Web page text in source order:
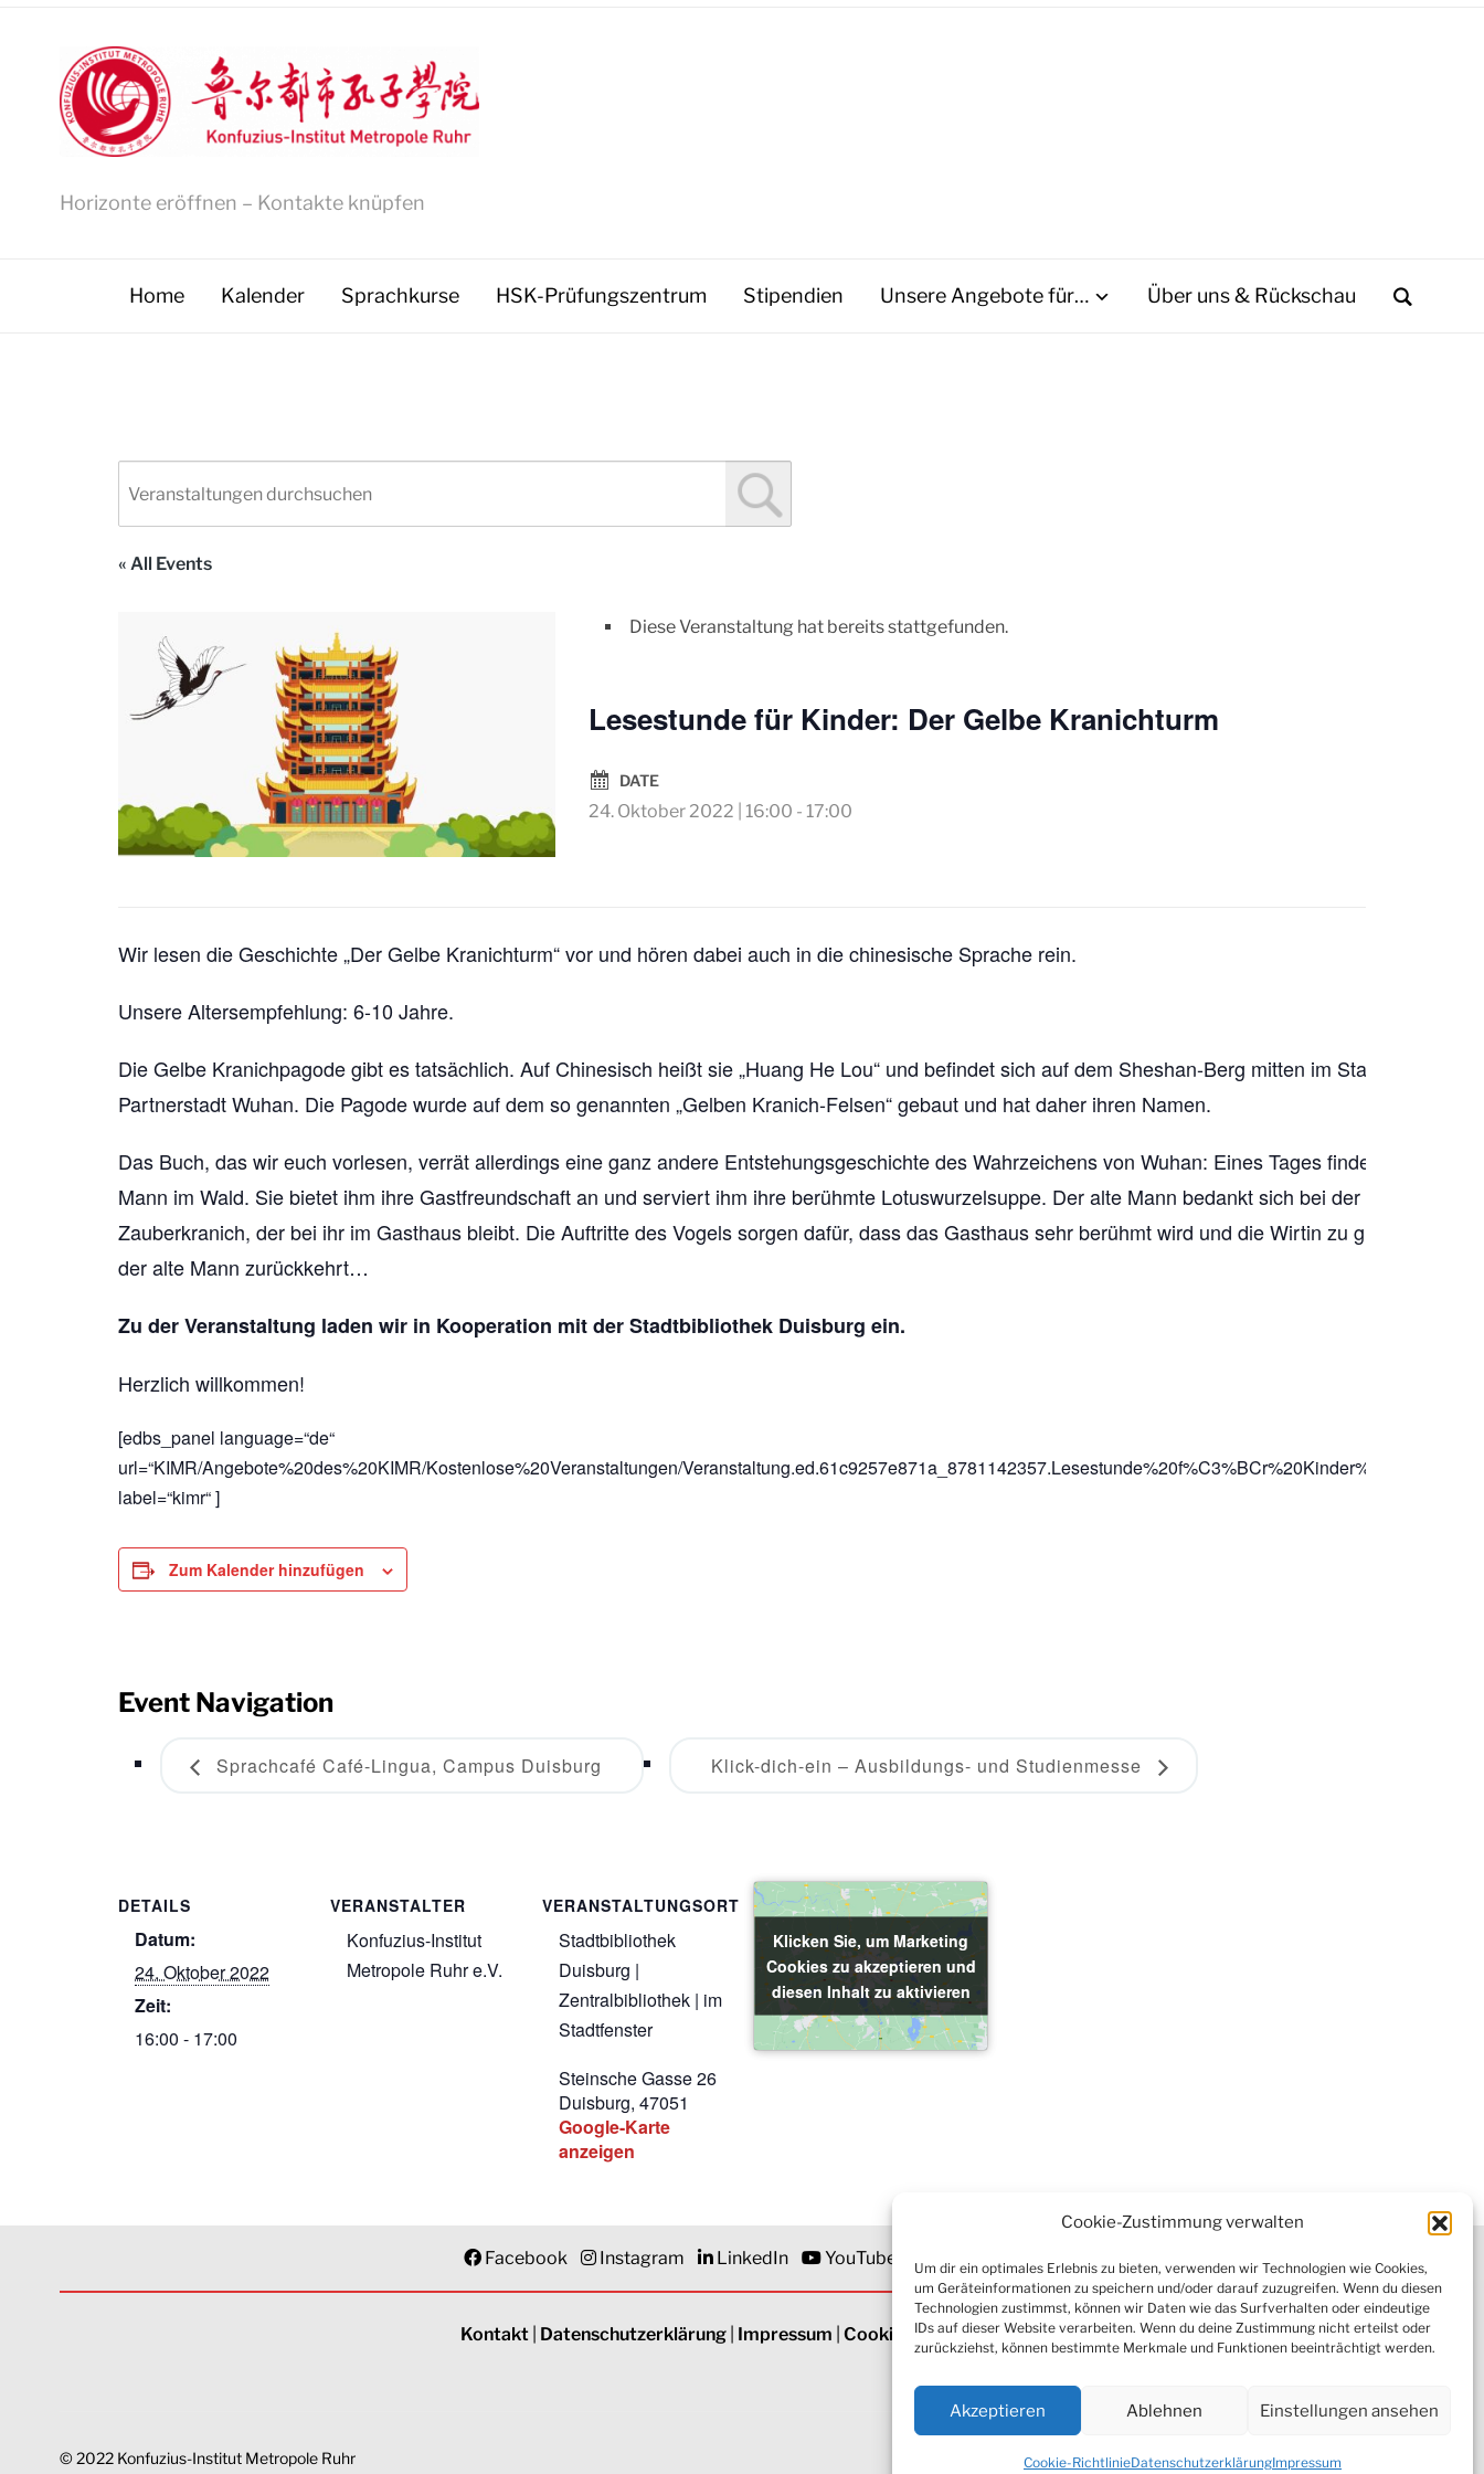
Cookie-Zustimmung verwalten
Um dir ein optimales Erlebnis zu bieten, verwenden wir Technologien wie Cookies,
um Geräteinformationen zu speichern und/oder darauf zuzugreifen. Wenn du diesen
Technologien zustimmst, können wir Daten wie das Surfverhalten oder eindeutige
IDs auf dieser Website verarbeiten. Wenn du deine Zustimmung nicht erteilst oder
zurückziehst, können bestimmte Merkmale und Funktionen beeinträchtigt werden.
Akzeptieren Ablehnen Einstellungen ansehen
Cookie-RichtlinieDatenschutzerklärungImpressum
Horizonte eröffnen – Kontakte knüpfen
Home Kalender Sprachkurse HSK-Prüfungszentrum Stipendien Unsere Angebote für… Über uns & Rückschau
« All Events
Diese Veranstaltung hat bereits stattgefunden.
Lesestunde für Kinder: Der Gelbe Kranichturm
DATE
24. Oktober 2022 | 16:00 - 17:00
Wir lesen die Geschichte „Der Gelbe Kranichturm“ vor und hören dabei auch in die chinesische Sprache rein.
Unsere Altersempfehlung: 6-10 Jahre.
Die Gelbe Kranichpagode gibt es tatsächlich. Auf Chinesisch heißt sie „Huang He Lou“ und befindet sich auf dem Sheshan-Berg mitten im Stadtteil
Partnerstadt Wuhan. Die Pagode wurde auf dem so genannten „Gelben Kranich-Felsen“ gebaut und hat daher ihren Namen.
Das Buch, das wir euch vorlesen, verrät allerdings eine ganz andere Entstehungsgeschichte des Wahrzeichens von Wuhan: Eines Tages findet eine arme
Mann im Wald. Sie bietet ihm ihre Gastfreundschaft an und serviert ihm ihre berühmte Lotuswurzelsuppe. Der alte Mann bedankt sich bei der Wirtin mit
Zauberkranich, der bei ihr im Gasthaus bleibt. Die Auftritte des Vogels sorgen dafür, dass das Gasthaus sehr berühmt wird und die Wirtin zu großem
der alte Mann zurückkehrt…
Zu der Veranstaltung laden wir in Kooperation mit der Stadtbibliothek Duisburg ein.
Herzlich willkommen!
[edbs_panel language=“de“
url=“KIMR/Angebote%20des%20KIMR/Kostenlose%20Veranstaltungen/
label=“kimr“ ]
Zum Kalender hinzufügen
DETAILS
Datum:
24. Oktober 2022
Zeit:
16:00 - 17:00
VERANSTALTER
Konfuzius-Institut
Metropole Ruhr e.V.
VERANSTALTUNGSORT
Stadtbibliothek
Duisburg |
Zentralbibliothek | im
Stadtfenster
Steinsche Gasse 26
Duisburg, 47051
Google-Karte
anzeigen
Klicken Sie, um Marketing
Cookies zu akzeptieren und
diesen Inhalt zu aktivieren
Klicken Sie, um Marketing
Cookies zu akzeptieren und
diesen Inhalt zu aktivieren
Event Navigation
Sprachcafé Café-Lingua, Campus Duisburg Klick-dich-ein – Ausbildungs- und Studienmesse
Facebook Instagram LinkedIn YouTube Newsletter
Kontakt| Datenschutzerklärung| Impressum Cookie-Richtlinie (EU)
© 2022 Konfuzius-Institut Metropole Ruhr Designed by